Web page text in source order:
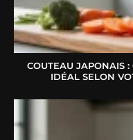
COUTEAU JAPONAIS
IDÉAL SELON